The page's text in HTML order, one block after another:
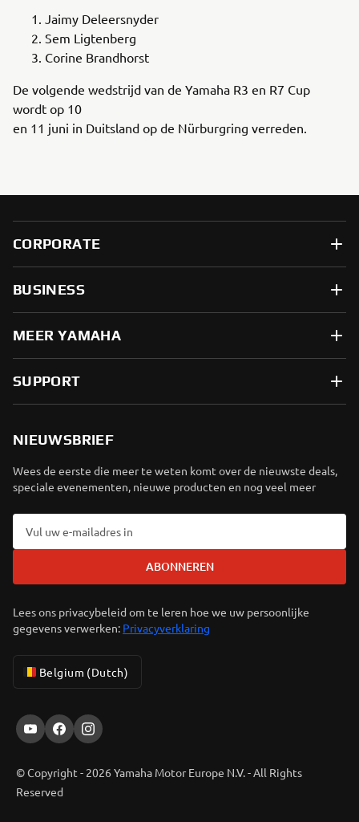
Jaimy Deleersnyder
Sem Ligtenberg
Corine Brandhorst
De volgende wedstrijd van de Yamaha R3 en R7 Cup
wordt op 10
en 11 juni in Duitsland op de Nürburgring verreden.
CORPORATE
BUSINESS
MEER YAMAHA
SUPPORT
NIEUWSBRIEF
Wees de eerste die meer te weten komt over de nieuwste deals,
speciale evenementen, nieuwe producten en nog veel meer
ABONNEREN
Lees ons privacybeleid om te leren hoe we uw persoonlijke
gegevens verwerken: Privacyverklaring
Belgium (Dutch)
© Copyright - 2026 Yamaha Motor Europe N.V. - All Rights
Reserved